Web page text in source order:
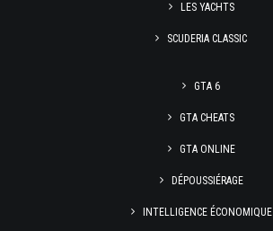
LES YACHTS
SCUDERIA CLASSIC
GTA 6
GTA CHEATS
GTA ONLINE
DÉPOUSSIÉRAGE
INTELLIGENCE ÉCONOMIQUE